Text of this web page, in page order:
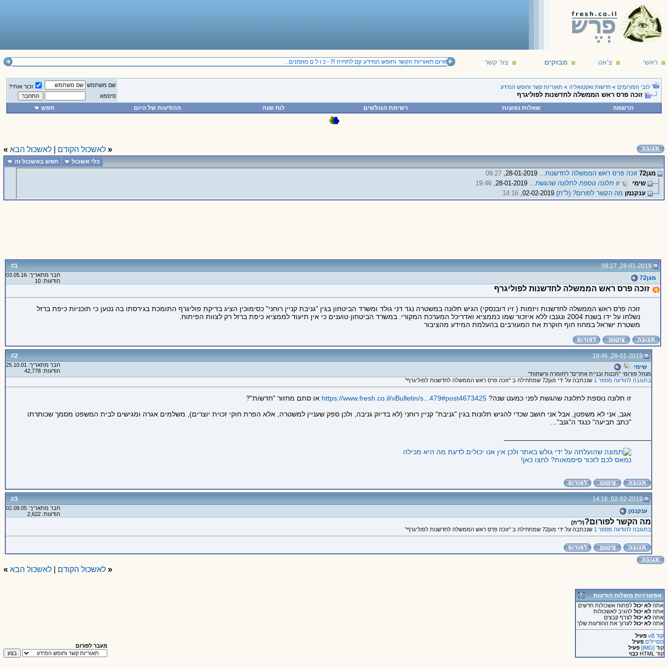
ראשי צ'אט מבזקים צור קשר פורום תאוריות הקשר וחופש המידע קם לתחיה !!! - כ ו ל ם מוזמנים...
לובי הפורומים > חדשות ואקטואליה > תאוריות קשר וחופש המידע
זוכה פרס ראש הממשלה לחדשנות לפוליגרף
שם משתמש
זכור אותי?
סיסמא
הרשמה שאלות נפוצות רשימת הגולשים לוח שנה ההודעות של היום חפש
« לאשכול הקודם לאשכול הבא »
כלי אשכול חפש באשכול זה
מגן72 זוכה פרס ראש הממשלה לחדשנות...
09:27
שימי
זו תלונה נוספת לתלונה שהגשת...28-01-2019,
19:46
ענקנמן מה הקשר לפורום? (ל"ת)02-02-2019,
14:16
#
1
28-01-2019, 09:27
מגן72
חבר מתאריך: 03.05.16
הודעות: 10
זוכה פרס ראש הממשלה לחדשנות לפוליגרף
זוכה פרס ראש הממשלה לחדשנות ויזמות ( זיו דובנסקי) הגיש תלונה במשטרה נגד דני גולד ומשרד הביטחון בגין "גניבת קניין רוחני" כסימוכין הציג בדיקת פוליגרף התומכת בגירסתו בה נטען כי תוכניות כיפת ברזל
נשלחו על ידו בשנת 2004 ונגנבו ללא איזכור שמו כממציא ואדריכל המערכת המקורי. במשרד הביטחון טוענים כי אין תיעוד לממציא כיפת ברזל רק לצוות הפיתוח.
משטרת ישראל במחוז חוף חוקרת את המעורבים בהעלמת המידע מהציבור
#
2
28-01-2019, 19:46
שימי
מנהל פורומי "תכנות ובניית אתרים" ו"חומרה ורשתות"
חבר מתאריך: 25.10.01
הודעות: 42,778
בתגובה להודעה מספר 1
שנכתבה על ידי מגן72 שמתחילה ב "זוכה פרס ראש הממשלה לחדשנות לפוליגרף"
זו תלונה נוספת לתלונה שהגשת לפני כמעט שנה? https://www.fresh.co.il/vBulletin/s...479#post4673425 או סתם מחזור "חדשות"?
אגב, אני לא משפטן, אבל אני חושב שכדי להגיש תלונות בגין "גניבת" קניין רוחני (לא בדיוק גניבה, ולכן ספק שעניין למשטרה, אלא הפרת חוקי זכוית יוצרים), משלמים אגרה ומגישים לבית המשפט מסמך שכותרתו
"כתב תביעה" כנגד ה"גנב"...
נמאס לכם לזכור סיסמאות? לחצו כאן!
#
3
02-02-2019, 14:16
ענקנמן
חבר מתאריך: 02.08.05
הודעות: 2,622
מה הקשר לפורום?(ל"ת)
בתגובה להודעה מספר 1
שנכתבה על ידי מגן72 שמתחילה ב "זוכה פרס ראש הממשלה לחדשנות לפוליגרף"
« לאשכול הקודם |לאשכול הבא »
אפשרויות משלוח הודעות
אתה לא יכוללפתוח אשכולות חדשים
אתה לא יכוללהגיב לאשכולות
אתה לא יכוללצרף קבצים
אתה לא יכוללערוך את ההודעות שלך
קוד vB
פעיל
סמיילים פעיל
קוד [IMG]
פעיל
קוד HTML
כבוי
מעבר לפורום